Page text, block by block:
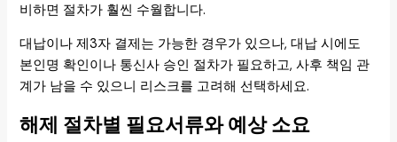
비하면 절차가 훨씬 수월합니다.
대납이나 제3자 결제는 가능한 경우가 있으나, 대납 시에도
본인명 확인이나 통신사 승인 절차가 필요하고, 사후 책임 관
계가 남을 수 있으니 리스크를 고려해 선택하세요.
해제 절차별 필요서류와 예상 소요